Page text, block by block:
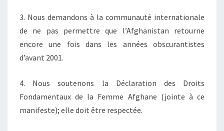
3. Nous demandons à la communauté internationale
de ne pas permettre que l’Afghanistan retourne
encore une fois dans les années obscurantistes
d’avant 2001.
4. Nous soutenons la Déclaration des Droits
Fondamentaux de la Femme Afghane (jointe à ce
manifeste); elle doit être respectée.